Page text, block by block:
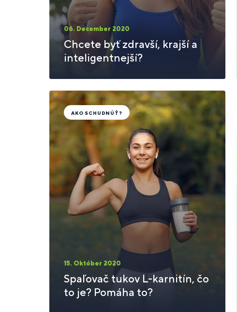
06. December 2020
Chcete byť zdravší, krajší a
inteligentnejší?
15. Október 2020
Spaľovač tukov L-karnitín, čo
to je? Pomáha to?
AKO SCHUDNÚŤ?